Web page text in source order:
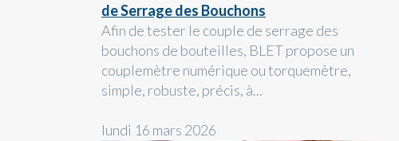
de Serrage des Bouchons
Afin de tester le couple de serrage des
bouchons de bouteilles, BLET propose un
couplemètre numérique ou torquemètre,
simple, robuste, précis, à...
lundi 16 mars 2026